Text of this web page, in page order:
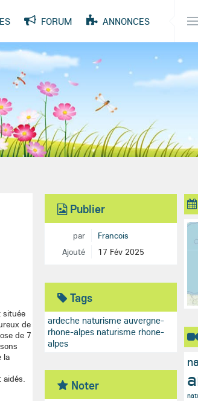
FORUM ANNONCES
située
de
de 7
la
aidés.
Publier
par
Francois
Ajouté
17 Fév 2025
Tags
ardeche naturisme auvergne-
rhone-alpes naturisme rhone-
alpes
Noter